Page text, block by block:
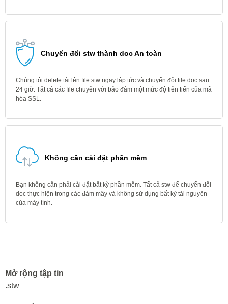
Chuyển đổi stw thành doc An toàn
Chúng tôi delete tải lên file stw ngay lập tức và chuyển đổi file doc sau
24 giờ. Tất cả các file chuyển với bảo đảm một mức độ tiên tiến của mã
hóa SSL.
Không cần cài đặt phần mềm
Bạn không cần phải cài đặt bất kỳ phần mềm. Tất cả stw để chuyển đổi
doc thực hiện trong các đám mây và không sử dụng bất kỳ tài nguyên
của máy tính.
Mở rộng tập tin
.stw